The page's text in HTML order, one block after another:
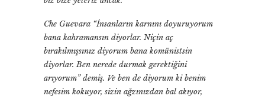
Che Guevara “İnsanların karnını doyuruyorum
bana kahramansın diyorlar. Niçin aç
bırakılmışsınız diyorum bana komünistsin
diyorlar. Ben nerede durmak gerektiğini
arıyorum” demiş. Ve ben de diyorum ki benim
nefesim kokuyor, sizin ağzınızdan bal akıyor,